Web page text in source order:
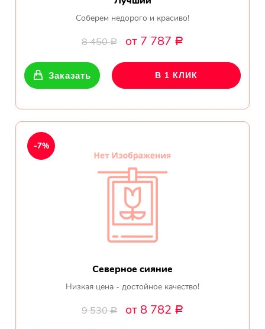
Соберем недорого и красиво!
8 450Р от 7 787 Р
Заказать В 1 КЛИК
Северное сияние
Низкая цена - достойное качество!
9 530Р от 8 782 Р
-7%